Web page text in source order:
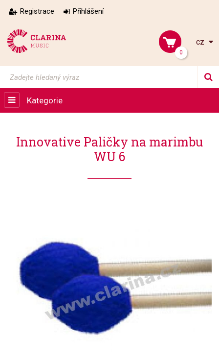
Registrace Přihlášení
0
cz
Kategorie
Innovative Paličky na marimbu
WU 6